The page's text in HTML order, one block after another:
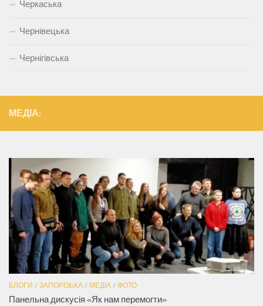
Черкаська
Чернівецька
Чернігівська
МЕДІА:
БЛОГИ / ЗАПОРІЗЬКА / МЕДІА / ФОТО
Панельна дискусія «Як нам перемогти»